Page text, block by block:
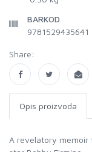
BARKOD
9781529435641
Share:
Opis proizvoda
A revelatory memoir